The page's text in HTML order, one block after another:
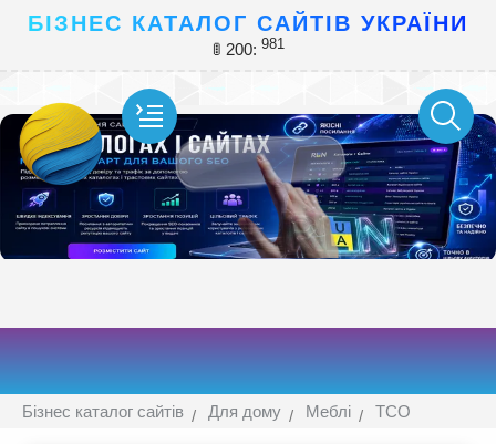
БІЗНЕС КАТАЛОГ САЙТІВ УКРАЇНИ
🚦 200: 981
Бізнес каталог сайтів Для дому Меблі ТСО